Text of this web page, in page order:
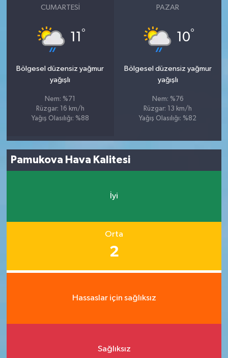
CUMARTESI
11 °
Bölgesel düzensiz yağmur
yağışlı
Nem: %71
Rüzgar: 16 km/h
Yağış Olasılığı: %88
PAZAR
10°
Bölgesel düzensiz yağmur
yağışlı
Nem: %76
Rüzgar: 13 km/h
Yağış Olasılığı: %82
Pamukova Hava Kalitesi
İyi
Orta
2
Hassaslar için sağlıksız
Sağlıksız